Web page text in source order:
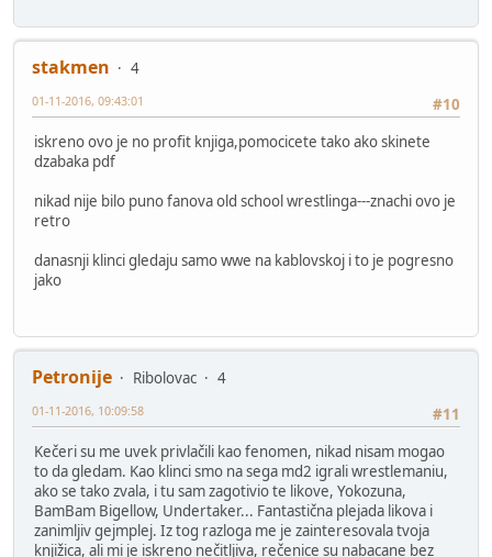
stakmen
4
#10
01-11-2016, 09:43:01
iskreno ovo je no profit knjiga,pomocicete tako ako skinete
dzabaka pdf
nikad nije bilo puno fanova old school wrestlinga---znachi ovo je
retro
danasnji klinci gledaju samo wwe na kablovskoj i to je pogresno
jako
Petronije Ribolovac
4
#11
01-11-2016, 10:09:58
Kečeri su me uvek privlačili kao fenomen, nikad nisam mogao
to da gledam. Kao klinci smo na sega md2 igrali wrestlemaniu,
ako se tako zvala, i tu sam zagotivio te likove, Yokozuna,
BamBam Bigellow, Undertaker... Fantastična plejada likova i
zanimljiv gejmplej. Iz tog razloga me je zainteresovala tvoja
knjižica, ali mi je iskreno nečitljiva, rečenice su nabacane bez